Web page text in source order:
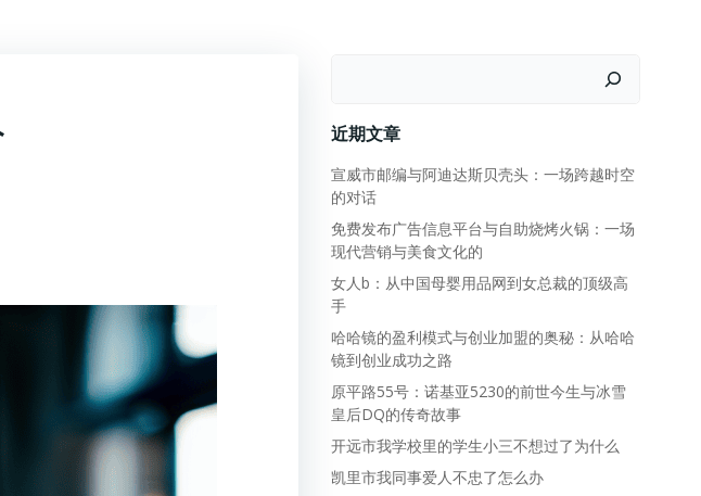
近期文章
宣威市邮编与阿迪达斯贝壳头：一场跨越时空
的对话
免费发布广告信息平台与自助烧烤火锅：一场
现代营销与美食文化的
女人b：从中国母婴用品网到女总裁的顶级高
手
哈哈镜的盈利模式与创业加盟的奥秘：从哈哈
镜到创业成功之路
原平路55号：诺基亚5230的前世今生与冰雪
皇后DQ的传奇故事
开远市我学校里的学生小三不想过了为什么
凯里市我同事爱人不忠了怎么办